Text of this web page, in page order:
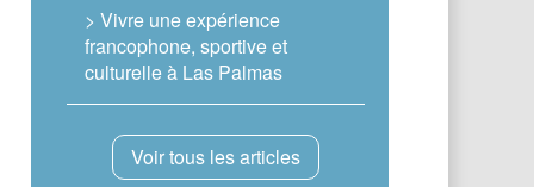
> Vivre une expérience
francophone, sportive et
culturelle à Las Palmas
Voir tous les articles